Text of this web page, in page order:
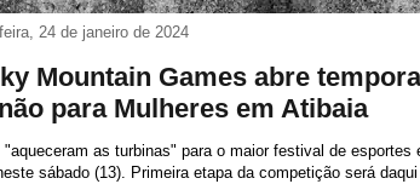
24 de janeiro de 2024
Mountain Games abre
para Mulheres em Atibaia
as turbinas" para o maior festival de esportes
sábado (13). Primeira etapa da competição será